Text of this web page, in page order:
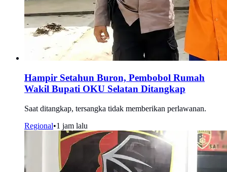
Hampir Setahun Buron, Pembobol Rumah
Wakil Bupati OKU Selatan Ditangkap
Saat ditangkap, tersangka tidak memberikan perlawanan.
Regional•1 jam lalu